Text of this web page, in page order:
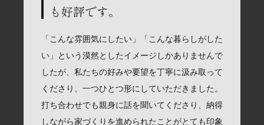
も好評です。
「こんな雰囲気にしたい」「こんな暮らしがした
い」という漠然としたイメージしかありませんで
したが、私たちの好みや要望を丁寧に汲み取って
くださり、一つひとつ形にしていただきました。
打ち合わせでも親身に話を聞いてくださり、納得
しながら家づくりを進められたことがとても印象